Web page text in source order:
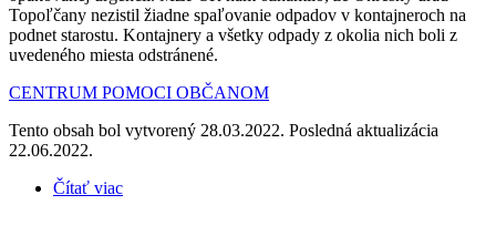
Topoľčany nezistil žiadne spaľovanie odpadov v kontajneroch na
podnet starostu. Kontajnery a všetky odpady z okolia nich boli z
uvedeného miesta odstránené.
CENTRUM POMOCI OBČANOM
Tento obsah bol vytvorený 28.03.2022. Posledná aktualizácia
22.06.2022.
Čítať viac